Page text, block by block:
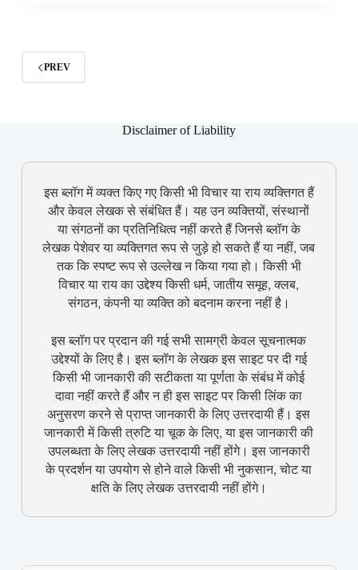
PREV
Disclaimer of Liability
इस ब्लॉग में व्यक्त किए गए किसी भी विचार या राय व्यक्तिगत हैं
और केवल लेखक से संबंधित हैं। यह उन व्यक्तियों, संस्थानों
या संगठनों का प्रतिनिधित्व नहीं करते हैं जिनसे ब्लॉग के
लेखक पेशेवर या व्यक्तिगत रूप से जुड़े हो सकते हैं या नहीं, जब
तक कि स्पष्ट रूप से उल्लेख न किया गया हो। किसी भी
विचार या राय का उद्देश्य किसी धर्म, जातीय समूह, क्लब,
संगठन, कंपनी या व्यक्ति को बदनाम करना नहीं है।
इस ब्लॉग पर प्रदान की गई सभी सामग्री केवल सूचनात्मक
उद्देश्यों के लिए है। इस ब्लॉग के लेखक इस साइट पर दी गई
किसी भी जानकारी की सटीकता या पूर्णता के संबंध में कोई
दावा नहीं करते हैं और न ही इस साइट पर किसी लिंक का
अनुसरण करने से प्राप्त जानकारी के लिए उत्तरदायी हैं। इस
जानकारी में किसी त्रुटि या चूक के लिए, या इस जानकारी की
उपलब्धता के लिए लेखक उत्तरदायी नहीं होंगे। इस जानकारी
के प्रदर्शन या उपयोग से होने वाले किसी भी नुकसान, चोट या
क्षति के लिए लेखक उत्तरदायी नहीं होंगे।